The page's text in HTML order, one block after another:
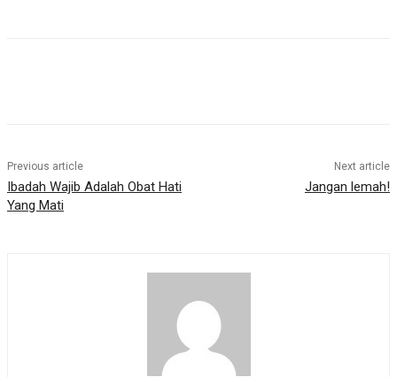
Previous article
Ibadah Wajib Adalah Obat Hati
Yang Mati
Next article
Jangan lemah!